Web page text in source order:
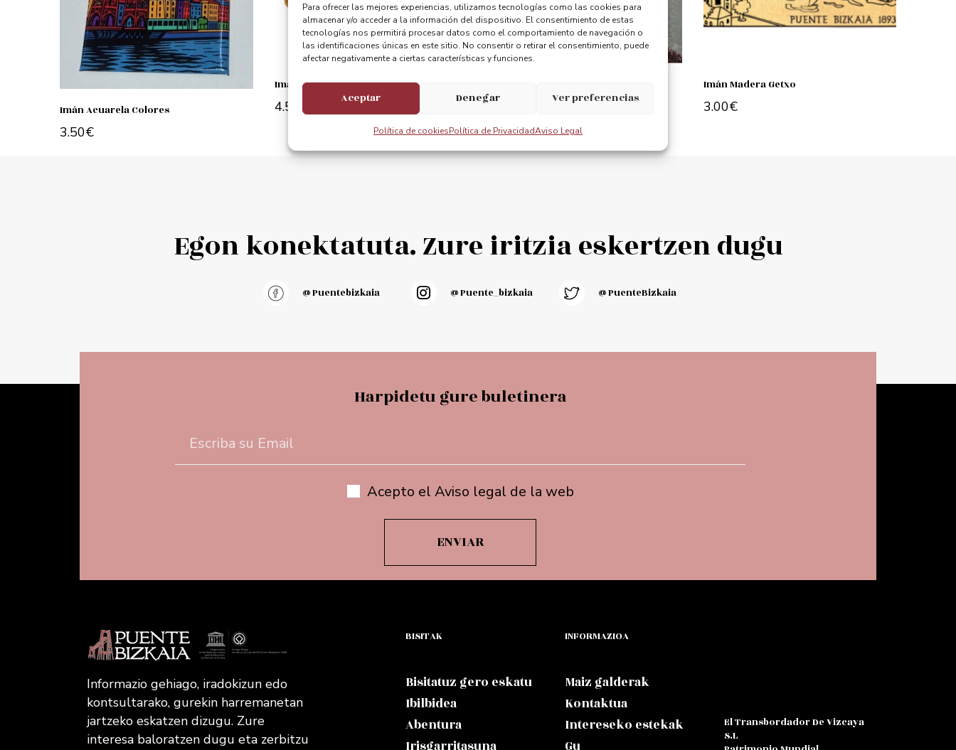
Para ofrecer las mejores experiencias, utilizamos tecnologías como las cookies para
almacenar y/o acceder a la información del dispositivo. El consentimiento de estas
tecnologías nos permitirá procesar datos como el comportamiento de navegación o
las identificaciones únicas en este sitio. No consentir o retirar el consentimiento, puede
afectar negativamente a ciertas características y funciones.
Aceptar Denegar Ver preferencias
Política de cookiesPolítica de PrivacidadAviso Legal
Imán Acuarela Colores
3.50€
Imán Placa Bilbao
4.50
€
3.50
Add to cart
Imán Madera Getxo
3.00€
Egon konektatuta. Zure iritzia eskertzen dugu
@puentebizkaia @puente_bizkaia @PuenteBizkaia
Harpidetu gure buletinera
Acepto el Aviso legal de la web
Informazio gehiago, iradokizun edo
kontsultarako, gurekin harremanetan
jartzeko eskatzen dizugu. Zure
interesa baloratzen dugu eta zerbitzu
BISITAK
Bisitatuz gero eskatu
Ibilbidea
Abentura
INFORMAZIOA
Maiz galderak
Kontaktua
Intereseko estekak
El Transbordador De Vizcaya
S.L